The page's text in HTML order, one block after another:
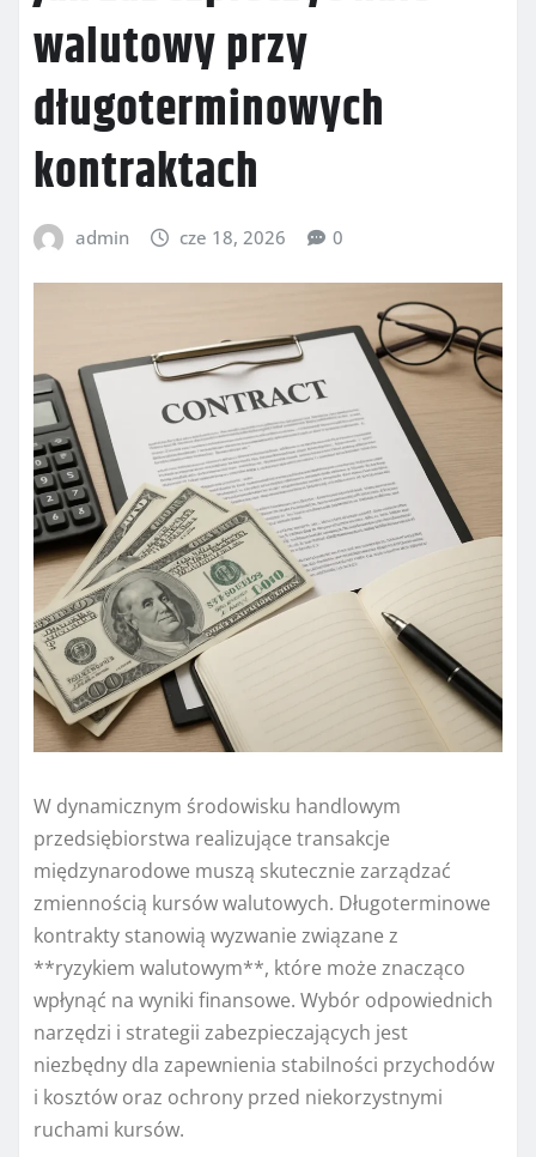
walutowy przy
długoterminowych
kontraktach
admin cze 18, 2026 0
W dynamicznym środowisku handlowym
przedsiębiorstwa realizujące transakcje
międzynarodowe muszą skutecznie zarządzać
zmiennością kursów walutowych. Długoterminowe
kontrakty stanowią wyzwanie związane z
**ryzykiem walutowym**, które może znacząco
wpłynąć na wyniki finansowe. Wybór odpowiednich
narzędzi i strategii zabezpieczających jest
niezbędny dla zapewnienia stabilności przychodów
i kosztów oraz ochrony przed niekorzystnymi
ruchami kursów.